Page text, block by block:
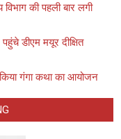
की पहली बार लगी
डीएम मयूर दीक्षित
गंगा कथा का आयोजन